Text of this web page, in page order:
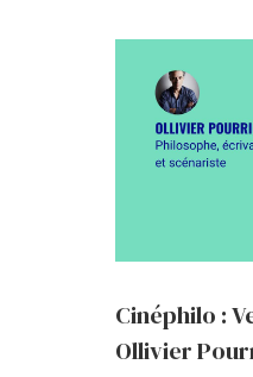
Cinéphilo :
Ollivier